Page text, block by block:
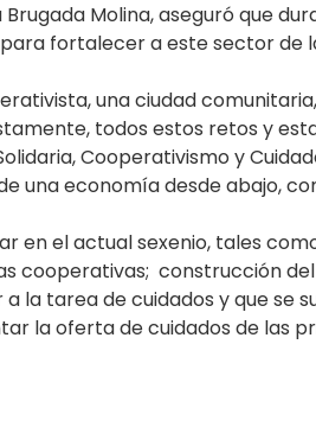
Brugada Molina, aseguró que
fortalecer a este sector de
una ciudad
todos estos retos y
Cooperativismo y
una economía desde abajo,
en el actual sexenio, tales
cooperativas; construcción
la tarea de cuidados y que
la oferta de cuidados de las